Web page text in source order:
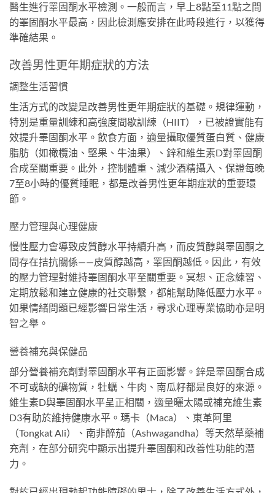
醫生進行睪固酮水平檢測。一般而言，早上8點至11點之間
的睪固酮水平最高，因此檢測應安排在此時段進行，以獲得
準確結果。
改善男性更年期症狀的方法
調整生活習慣
生活方式的改變是改善男性更年期症狀的基礎。規律運動，
特別是重量訓練和高強度間歇訓練（HIIT），已被證實能有
效提升睪固酮水平。飲食方面，適量攝取優質蛋白質、健康
脂肪（如橄欖油、堅果、牛油果）、鋅和維生素D對睪固酮
合成至關重要。此外，控制體重、減少酒精攝入、保證每晚
7至8小時的優質睡眠，都是改善男性更年期症狀的重要環
節。
壓力管理與心理健康
慢性壓力會導致皮質醇水平持續升高，而皮質醇與睪固酮之
間存在拮抗關係——皮質醇越高，睪固酮越低。因此，有效
的壓力管理對維持睪固酮水平至關重要。冥想、正念練習、
定期放鬆和建立健康的社交聯繫，都能幫助降低壓力水平。
如果情緒問題已經影響日常生活，尋求心理專業協助亦是明
智之舉。
營養補充與保健品
部分營養補充劑對睪固酮水平有正面影響。鋅是睪固酮合成
不可或缺的礦物質，牡蠣、牛肉、南瓜籽都是良好的來源。
維生素D與睪固酮水平呈正相關，適量曬太陽或補充維生素
D3有助於維持健康水平。瑪卡（Maca）、東革阿里
（Tongkat Ali）、南非醉茄（Ashwagandha）等天然草藥補
充劑，在部分研究中顯示出提升睪固酮和改善性功能的潛
力。